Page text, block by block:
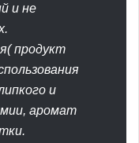
и не
продукт
и
аромат